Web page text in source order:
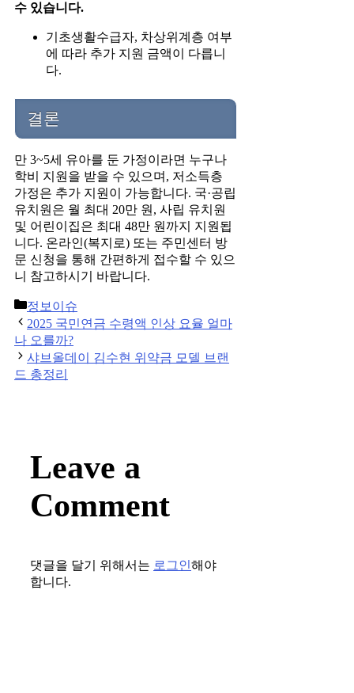
수 있습니다.
기초생활수급자, 차상위계층 여부
에 따라 추가 지원 금액이 다릅니
다.
결론
만 3~5세 유아를 둔 가정이라면 누구나
학비 지원을 받을 수 있으며, 저소득층
가정은 추가 지원이 가능합니다. 국·공립
유치원은 월 최대 20만 원, 사립 유치원
및 어린이집은 최대 48만 원까지 지원됩
니다. 온라인(복지로) 또는 주민센터 방
문 신청을 통해 간편하게 접수할 수 있으
니 참고하시기 바랍니다.
Categories
정보이슈
Post
navigation
2025 국민연금 수령액 인상 요율 얼마
나 오를까?
샤브올데이 김수현 위약금 모델 브랜
드 총정리
Leave a
Comment
댓글을 달기 위해서는 로그인해야
합니다.